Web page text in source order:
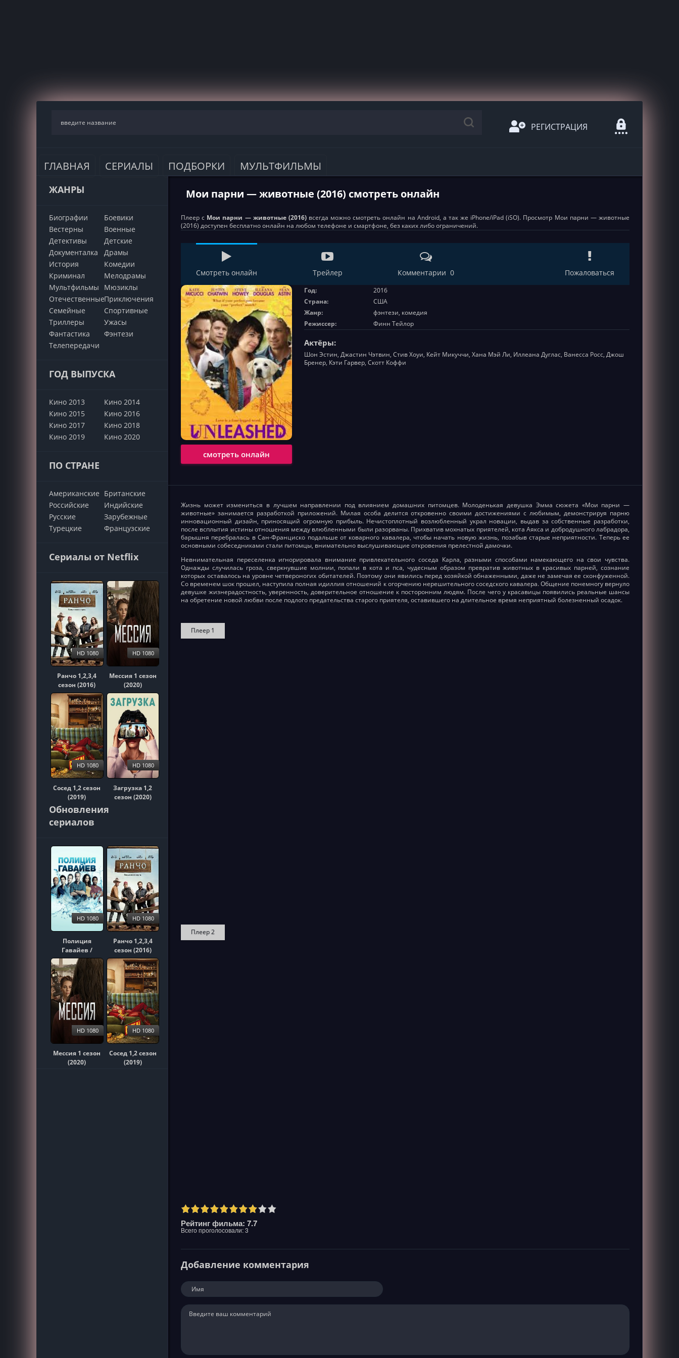
РЕГИСТРАЦИЯ
ГЛАВНАЯ СЕРИАЛЫ ПОДБОРКИ МУЛЬТФИЛЬМЫ
ЖАНРЫ
Биографии
Боевики
Вестерны
Военные
Детективы
Детские
Документалка
Драмы
История
Комедии
Криминал
Мелодрамы
Мультфильмы
Мюзиклы
ОтечественныеПриключения
Семейные
Cпортивные
Триллеры
Ужасы
Фантастика
Фэнтези
Телепередачи
ГОД ВЫПУСКА
Кино 2013
Кино 2014
Кино 2015
Кино 2016
Кино 2017
Кино 2018
Кино 2019
Кино 2020
ПО СТРАНЕ
Американские Британские
Российские
Индийские
Русские
Зарубежные
Турецкие
Французские
Сериалы от Netflix
Ранчо 1,2,3,4
сезон (2016)
HD 1080
Мессия 1 сезон
(2020)
HD 1080
Сосед 1,2 сезон
(2019)
HD 1080
Загрузка 1,2
сезон (2020)
HD 1080
Обновления
сериалов
Полиция
Гавайев /
Гавайи 5-0
1,2,3,4,5,6,7,8,9,10
сезон (2010)
HD 1080
Ранчо 1,2,3,4
сезон (2016)
HD 1080
Мессия 1 сезон
(2020)
HD 1080
Сосед 1,2 сезон
(2019)
HD 1080
Мои парни — животные (2016) смотреть онлайн
Плеер с Мои парни — животные (2016)всегда можно смотреть онлайн на Android, а так же iPhone/iPad (iSO). Просмотр Мои парни — животные
(2016) доступен бесплатно онлайн на любом телефоне и смартфоне, без каких либо ограничений.
Смотреть онлайн Трейлер Комментарии 0 Пожаловаться
смотреть онлайн
Год:
2016
Страна:
США
Жанр:
фэнтези, комедия
Режиссер:
Финн Тейлор
Актёры:
Шон Эстин, Джастин Чэтвин, Стив Хоуи, Кейт Микуччи, Хана Мэй Ли, Иллеана Дуглас, Ванесса Росс, Джош
Бренер, Кэти Гарвер, Скотт Коффи
Жизнь может измениться в лучшем направлении под влиянием домашних питомцев. Молоденькая девушка Эмма сюжета «Мои парни —
животные» занимается разработкой приложений. Милая особа делится откровенно своими достижениями с любимым, демонстрируя парню
инновационный дизайн, приносящий огромную прибыль. Нечистоплотный возлюбленный украл новации, выдав за собственные разработки,
после всплытия истины отношения между влюбленными были разорваны. Прихватив мохнатых приятелей, кота Аякса и добродушного лабрадора,
барышня перебралась в Сан-Франциско подальше от коварного кавалера, чтобы начать новую жизнь, позабыв старые неприятности. Теперь ее
основными собеседниками стали питомцы, внимательно выслушивающие откровения прелестной дамочки.
Невнимательная переселенка игнорировала внимание привлекательного соседа Карла, разными способами намекающего на свои чувства.
Однажды случилась гроза, сверкнувшие молнии, попали в кота и пса, чудесным образом превратив животных в красивых парней, сознание
которых оставалось на уровне четвероногих обитателей. Поэтому они явились перед хозяйкой обнаженными, даже не замечая ее сконфуженной.
Со временем шок прошел, наступила полная идиллия отношений к огорчению нерешительного соседского кавалера. Общение понемногу вернуло
девушке жизнерадостность, уверенность, доверительное отношение к посторонним людям. После чего у красавицы появились реальные шансы
на обретение новой любви после подлого предательства старого приятеля, оставившего на длительное время неприятный болезненный осадок.
Плеер 1
Плеер 2
Рейтинг фильма: 7.7
Всего проголосовали:3
Добавление комментария